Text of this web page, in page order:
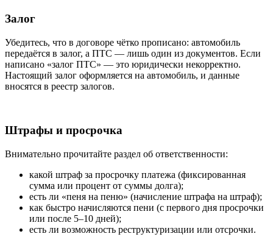
Залог
Убедитесь, что в договоре чётко прописано: автомобиль
передаётся в залог, а ПТС — лишь один из документов. Если
написано «залог ПТС» — это юридически некорректно.
Настоящий залог оформляется на автомобиль, и данные
вносятся в реестр залогов.
Штрафы и просрочка
Внимательно прочитайте раздел об ответственности:
какой штраф за просрочку платежа (фиксированная
сумма или процент от суммы долга);
есть ли «пеня на пеню» (начисление штрафа на штраф);
как быстро начисляются пени (с первого дня просрочки
или после 5–10 дней);
есть ли возможность реструктуризации или отсрочки.